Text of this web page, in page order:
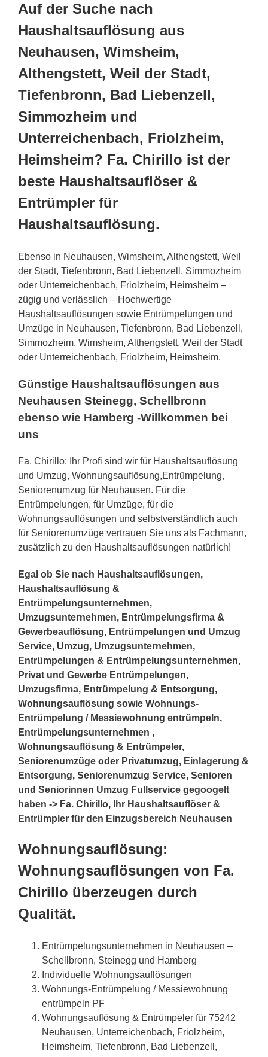
Auf der Suche nach
Haushaltsauflösung aus
Neuhausen, Wimsheim,
Althengstett, Weil der Stadt,
Tiefenbronn, Bad Liebenzell,
Simmozheim und
Unterreichenbach, Friolzheim,
Heimsheim? Fa. Chirillo ist der
beste Haushaltsauflöser &
Entrümpler für
Haushaltsauflösung.
Ebenso in Neuhausen, Wimsheim, Althengstett, Weil
der Stadt, Tiefenbronn, Bad Liebenzell, Simmozheim
oder Unterreichenbach, Friolzheim, Heimsheim –
zügig und verlässlich – Hochwertige
Haushaltsauflösungen sowie Entrümpelungen und
Umzüge in Neuhausen, Tiefenbronn, Bad Liebenzell,
Simmozheim, Wimsheim, Althengstett, Weil der Stadt
oder Unterreichenbach, Friolzheim, Heimsheim.
Günstige Haushaltsauflösungen aus
Neuhausen Steinegg, Schellbronn
ebenso wie Hamberg -Willkommen bei
uns
Fa. Chirillo: Ihr Profi sind wir für Haushaltsauflösung
und Umzug, Wohnungsauflösung,Entrümpelung,
Seniorenumzug für Neuhausen. Für die
Entrümpelungen, für Umzüge, für die
Wohnungsauflösungen und selbstverständlich auch
für Seniorenumzüge vertrauen Sie uns als Fachmann,
zusätzlich zu den Haushaltsauflösungen natürlich!
Egal ob Sie nach Haushaltsauflösungen,
Haushaltsauflösung &
Entrümpelungsunternehmen,
Umzugsunternehmen, Entrümpelungsfirma &
Gewerbeauflösung, Entrümpelungen und Umzug
Service, Umzug, Umzugsunternehmen,
Entrümpelungen & Entrümpelungsunternehmen,
Privat und Gewerbe Entrümpelungen,
Umzugsfirma, Entrümpelung & Entsorgung,
Wohnungsauflösung sowie Wohnungs-
Entrümpelung / Messiewohnung entrümpeln,
Entrümpelungsunternehmen ,
Wohnungsauflösung & Entrümpeler,
Seniorenumzüge oder Privatumzug, Einlagerung &
Entsorgung, Seniorenumzug Service, Senioren
und Seniorinnen Umzug Fullservice gegoogelt
haben -> Fa. Chirillo, Ihr Haushaltsauflöser &
Entrümpler für den Einzugsbereich Neuhausen
Wohnungsauflösung:
Wohnungsauflösungen von Fa.
Chirillo überzeugen durch
Qualität.
Entrümpelungsunternehmen in Neuhausen –
Schellbronn, Steinegg und Hamberg
Individuelle Wohnungsauflösungen
Wohnungs-Entrümpelung / Messiewohnung
entrümpeln PF
Wohnungsauflösung & Entrümpeler für 75242
Neuhausen, Unterreichenbach, Friolzheim,
Heimsheim, Tiefenbronn, Bad Liebenzell,